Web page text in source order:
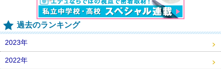
過去のランキング
2023年
2022年